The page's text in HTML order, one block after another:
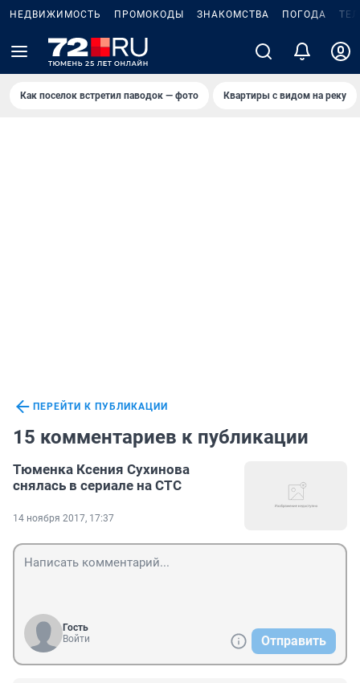
НЕДВИЖИМОСТЬ ПРОМОКОДЫ ЗНАКОМСТВА ПОГОДА
Как поселок встретил паводок — фото Квартиры с видом на реку
ПЕРЕЙТИ К ПУБЛИКАЦИИ
15 комментариев к публикации
Тюменка Ксения Сухинова
снялась в сериале на СТС
14 ноября 2017, 17:37
Гость
Войти
Отправить